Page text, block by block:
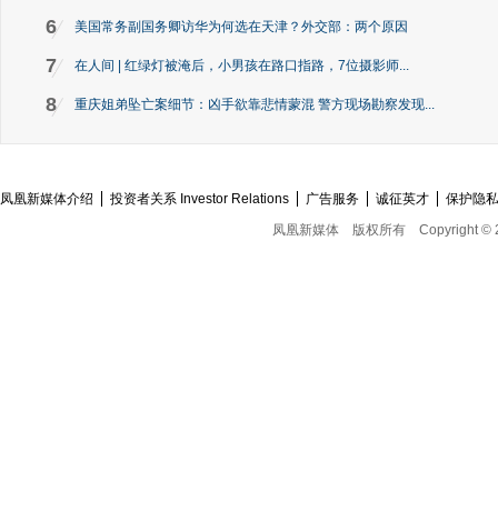
6 美国常务副国务卿访华为何选在天津？外交部：两个原因
7 在人间 | 红绿灯被淹后，小男孩在路口指路，7位摄影师...
8 重庆姐弟坠亡案细节：凶手欲靠悲情蒙混 警方现场勘察发现...
凤凰新媒体介绍 投资者关系 Investor Relations 广告服务 诚征英才
保护隐
凤凰新媒体
版权所有 Copyright ©